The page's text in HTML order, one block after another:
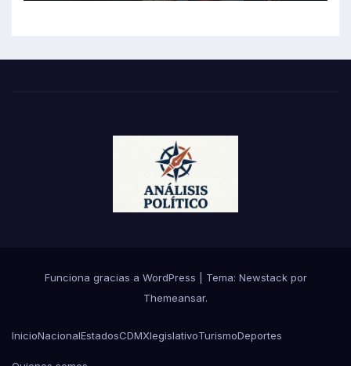
Funciona gracias a WordPress Tema: Newstackpor
Themeansar.
InicioNacionalEstadosCDMXlegislativoTurismoDeportes